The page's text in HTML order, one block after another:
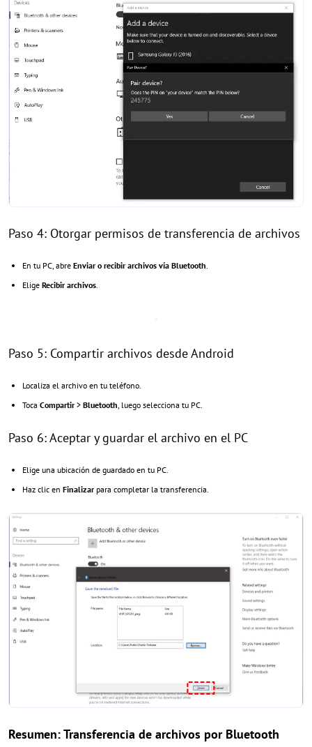
Paso 4: Otorgar permisos de transferencia de archivos
En tu PC, abre Enviar o recibir archivos vía Bluetooth
Elige Recibir archivos
Paso 5: Compartir archivos desde Android
Localiza el archivo en tu teléfono.
Toca Compartir> Bluetooth , luego selecciona tu PC.
Paso 6: Aceptar y guardar el archivo en el PC
Elige una ubicación de guardado en tu PC.
Haz clic en Finalizar para completar la transferencia.
Resumen: Transferencia de archivos por Bluetooth